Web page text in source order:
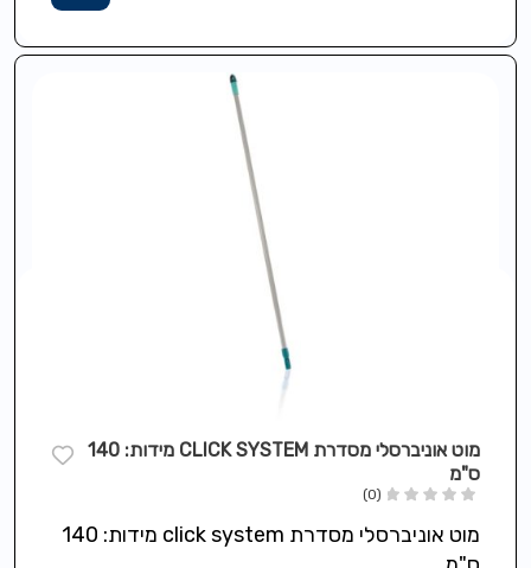
מוט אוניברסלי מסדרת CLICK SYSTEM מידות: 140
ס"מ
(0)
מוט אוניברסלי מסדרת click system מידות: 140